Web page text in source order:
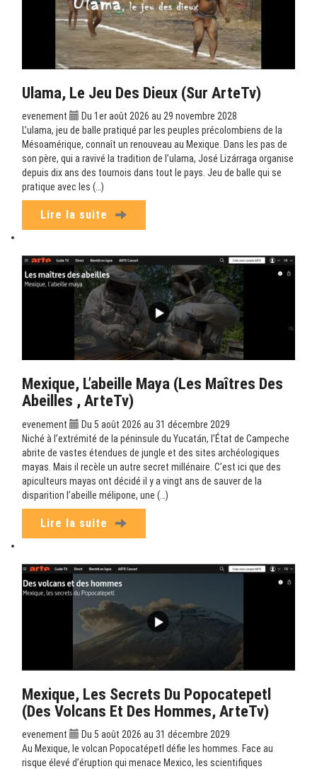
Ulama, Le Jeu Des Dieux (sur ArteTv)
evenement
Du 1er août 2026 au 29 novembre 2028
L’ulama, jeu de balle pratiqué par les peuples précolombiens de la
Mésoamérique, connaît un renouveau au Mexique. Dans les pas de
son père, qui a ravivé la tradition de l’ulama, José Lizárraga organise
depuis dix ans des tournois dans tout le pays. Jeu de balle qui se
pratique avec les (…)
Lire la suite
Mexique, L’abeille Maya (Les Maîtres Des
Abeilles , ArteTv)
evenement
Du 5 août 2026 au 31 décembre 2029
Niché à l’extrémité de la péninsule du Yucatán, l’État de Campeche
abrite de vastes étendues de jungle et des sites archéologiques
mayas. Mais il recèle un autre secret millénaire. C’est ici que des
apiculteurs mayas ont décidé il y a vingt ans de sauver de la
disparition l’abeille mélipone, une (…)
Lire la suite
Mexique, Les Secrets Du Popocatepetl
(Des Volcans Et Des Hommes, ArteTv)
evenement
Du 5 août 2026 au 31 décembre 2029
Au Mexique, le volcan Popocatépetl défie les hommes. Face au
risque élevé d’éruption qui menace Mexico, les scientifiques